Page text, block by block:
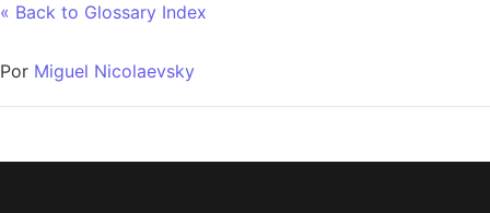
« Back to Glossary Index
Por Miguel Nicolaevsky